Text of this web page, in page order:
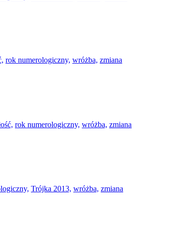
rok numerologiczny, wróżba, zmiana
rok numerologiczny, wróżba, zmiana
Trójka 2013, wróżba, zmiana